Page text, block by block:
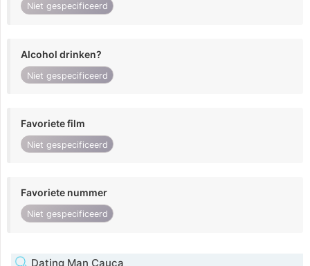
Niet gespecificeerd
Alcohol drinken?
Niet gespecificeerd
Favoriete film
Niet gespecificeerd
Favoriete nummer
Niet gespecificeerd
Dating Man Cauca